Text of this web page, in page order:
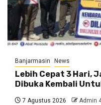
Banjarmasin News
Lebih Cepat 3 Hari,
Dibuka Kembali
7 Agustus 2026 Admin